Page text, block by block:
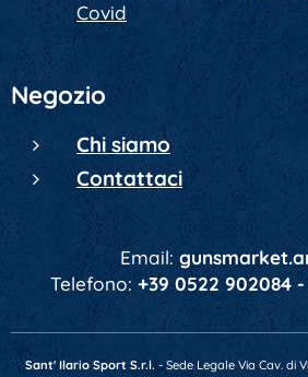
Covid
Negozio
Chi siamo
Contattaci
Email:
Telefono: +39 0522 902084 -
Sant' Ilario Sport S.r.l. - Sede Legale Via Cav. di